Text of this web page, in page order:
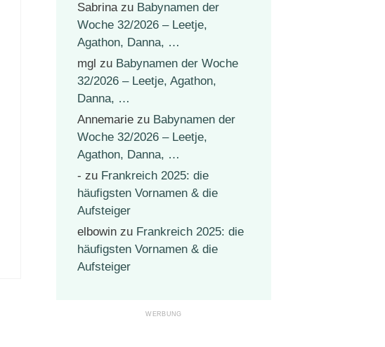
Sabrinazu Babynamen der
Woche 32/2026 – Leetje,
Agathon, Danna, …
mgl zu Babynamen der Woche
32/2026 – Leetje, Agathon,
Danna, …
Annemarie zu Babynamen der
Woche 32/2026 – Leetje,
Agathon, Danna, …
- zu Frankreich 2025: die
häufigsten Vornamen & die
Aufsteiger
elbowin zu Frankreich 2025: die
häufigsten Vornamen & die
Aufsteiger